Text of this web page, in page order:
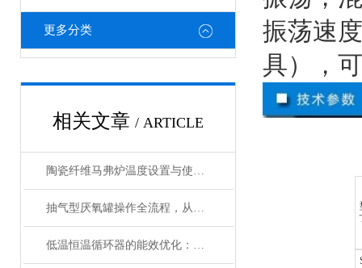
更多分类
相关文章 / ARTICLE
陶瓷纤维马弗炉温度设置与使用方法
抽气型厌氧罐操作全流程，从设备准备到微生物培养的标准化指南
低温恒温循环器的能效优化：如何节约能源消耗
振荡速
具），